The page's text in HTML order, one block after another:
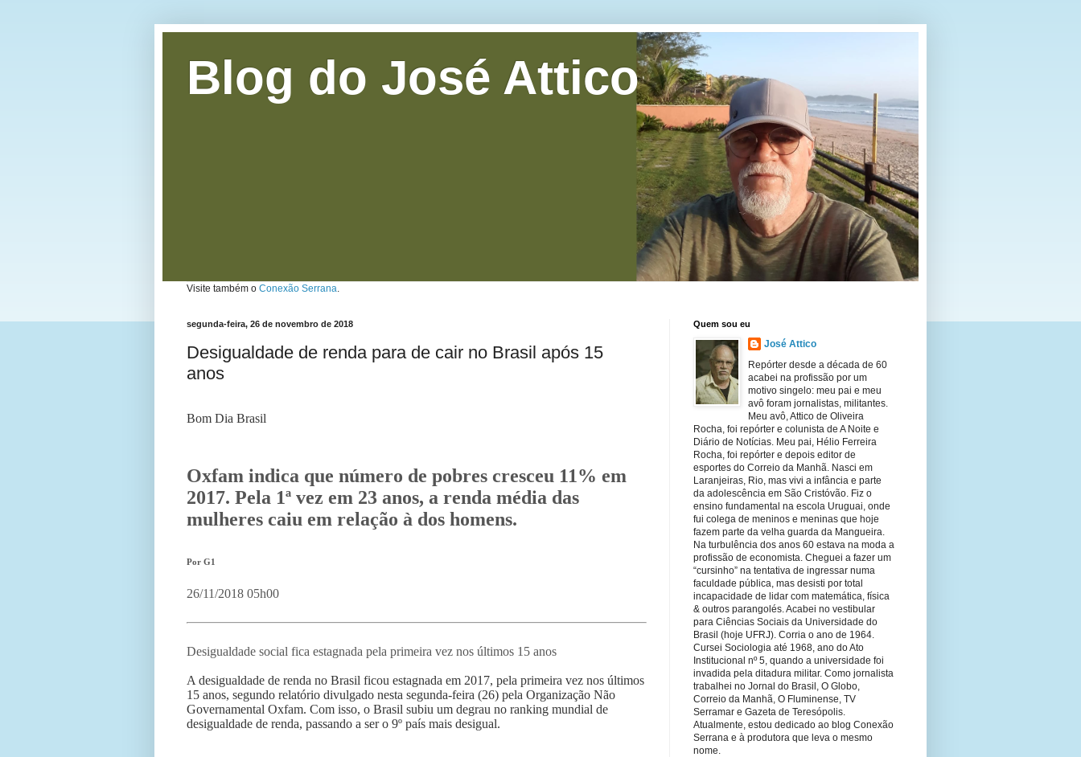
Blog do José Attico
Visite também o Conexão Serrana.
segunda-feira, 26 de novembro de 2018
Desigualdade de renda para de cair no Brasil após 15
anos
Bom Dia Brasil
Oxfam indica que número de pobres cresceu 11% em
2017. Pela 1ª vez em 23 anos, a renda média das
mulheres caiu em relação à dos homens.
Por G1
26/11/2018 05h00
Desigualdade social fica estagnada pela primeira vez nos últimos 15 anos
A desigualdade de renda no Brasil ficou estagnada em 2017, pela primeira vez nos últimos
15 anos, segundo relatório divulgado nesta segunda-feira (26) pela Organização Não
Governamental Oxfam. Com isso, o Brasil subiu um degrau no ranking mundial de
desigualdade de renda, passando a ser o 9º país mais desigual.
Quem sou eu
José Attico
Repórter desde a década de 60
acabei na profissão por um
motivo singelo: meu pai e meu
avô foram jornalistas, militantes.
Meu avô, Attico de Oliveira
Rocha, foi repórter e colunista de A Noite e
Diário de Notícias. Meu pai, Hélio Ferreira
Rocha, foi repórter e depois editor de
esportes do Correio da Manhã. Nasci em
Laranjeiras, Rio, mas vivi a infância e parte
da adolescência em São Cristóvão. Fiz o
ensino fundamental na escola Uruguai, onde
fui colega de meninos e meninas que hoje
fazem parte da velha guarda da Mangueira.
Na turbulência dos anos 60 estava na moda a
profissão de economista. Cheguei a fazer um
“cursinho” na tentativa de ingressar numa
faculdade pública, mas desisti por total
incapacidade de lidar com matemática, física
& outros parangolés. Acabei no vestibular
para Ciências Sociais da Universidade do
Brasil (hoje UFRJ). Corria o ano de 1964.
Cursei Sociologia até 1968, ano do Ato
Institucional nº 5, quando a universidade foi
invadida pela ditadura militar. Como jornalista
trabalhei no Jornal do Brasil, O Globo,
Correio da Manhã, O Fluminense, TV
Serramar e Gazeta de Teresópolis.
Atualmente, estou dedicado ao blog Conexão
Serrana e à produtora que leva o mesmo
nome.